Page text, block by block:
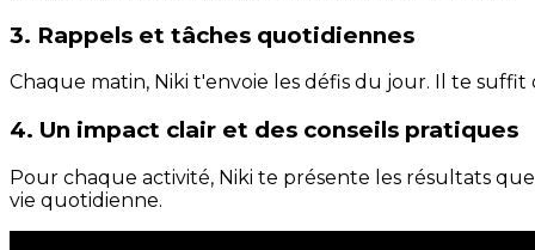
3. Rappels et tâches quotidiennes
Chaque matin, Niki t'envoie les défis du jour. Il te
4. Un impact clair et des conseils pratiques
Pour chaque activité, Niki te présente les résultats
vie quotidienne.